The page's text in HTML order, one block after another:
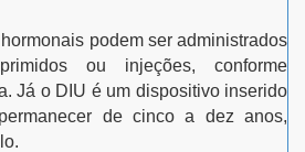
podem ser administrados
ou injeções, conforme
Já o DIU é um dispositivo inserido
de cinco a dez anos,